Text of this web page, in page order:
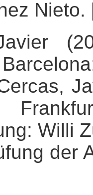
Nieto.
Javier
Willi
der